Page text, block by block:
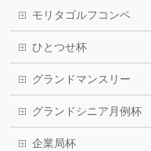
モリタゴルフコンペ
ひとつせ杯
グランドマンスリー
グランドシニア月例杯
企業局杯